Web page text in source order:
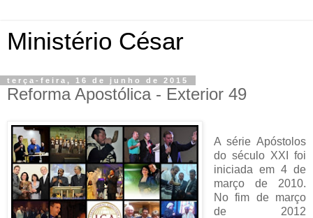
Ministério César
terça-feira, 16 de junho de 2015
Reforma Apostólica - Exterior 49
A série Apóstolos
do século XXI foi
iniciada em 4 de
março de 2010.
No fim de março
de 2012